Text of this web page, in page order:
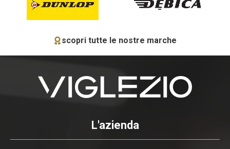
scopri tutte le nostre marche
L'azienda